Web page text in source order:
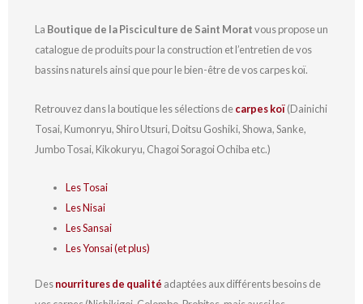
La Boutique de la Pisciculture de Saint Moratvous propose un
catalogue de produits pour la construction et l’entretien de vos
bassins naturels ainsi que pour le bien-être de vos carpes koï.
Retrouvez dans la boutique les sélections decarpes koï(Dainichi
Tosai, Kumonryu, Shiro Utsuri, Doitsu Goshiki, Showa, Sanke,
Jumbo Tosai, Kikokuryu, Chagoi Soragoi Ochiba etc.)
Les Tosai
Les Nisai
Les Sansai
Les Yonsai (et plus)
Desnourritures de qualité adaptées aux différents besoins de